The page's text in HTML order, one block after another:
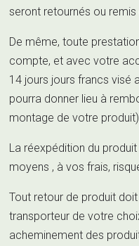
seront retournés ou remis
De même, toute
compte, et avec votre
14 jours jours francs visé
pourra donner lieu à
montage de votre produit).
La réexpédition du
moyens , à vos frais,
Tout retour de produit
transporteur de votre
acheminement des